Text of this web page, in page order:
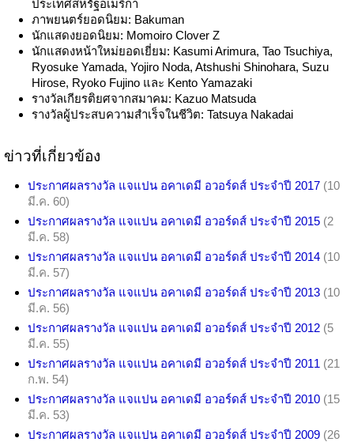
ประเทศสหรัฐอเมริกา
ภาพยนตร์ยอดนิยม: Bakuman
นักแสดงยอดนิยม: Momoiro Clover Z
นักแสดงหน้าใหม่ยอดเยี่ยม: Kasumi Arimura, Tao Tsuchiya,
Ryosuke Yamada, Yojiro Noda, Atshushi Shinohara, Suzu
Hirose, Ryoko Fujino และ Kento Yamazaki
รางวัลเกียรติยศจากสมาคม: Kazuo Matsuda
รางวัลผู้ประสบความสำเร็จในชีวิต: Tatsuya Nakadai
ข่าวที่เกี่ยวข้อง
ประกาศผลรางวัล แจแปน อคาเดมี อวอร์ดส์ ประจำปี 2017 (10
มี.ค. 60)
ประกาศผลรางวัล แจแปน อคาเดมี อวอร์ดส์ ประจำปี 2015 (2
มี.ค. 58)
ประกาศผลรางวัล แจแปน อคาเดมี อวอร์ดส์ ประจำปี 2014 (10
มี.ค. 57)
ประกาศผลรางวัล แจแปน อคาเดมี อวอร์ดส์ ประจำปี 2013 (10
มี.ค. 56)
ประกาศผลรางวัล แจแปน อคาเดมี อวอร์ดส์ ประจำปี 2012 (5
มี.ค. 55)
ประกาศผลรางวัล แจแปน อคาเดมี อวอร์ดส์ ประจำปี 2011 (21
ก.พ. 54)
ประกาศผลรางวัล แจแปน อคาเดมี อวอร์ดส์ ประจำปี 2010 (15
มี.ค. 53)
ประกาศผลรางวัล แจแปน อคาเดมี อวอร์ดส์ ประจำปี 2009 (26